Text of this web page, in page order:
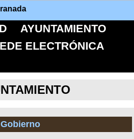
AYUNTAMIENTO
ELECTRÓNICA